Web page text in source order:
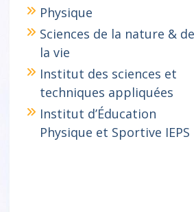
Physique
Sciences de la nature & de
la vie
Institut des sciences et
techniques appliquées
Institut d’Éducation
Physique et Sportive IEPS